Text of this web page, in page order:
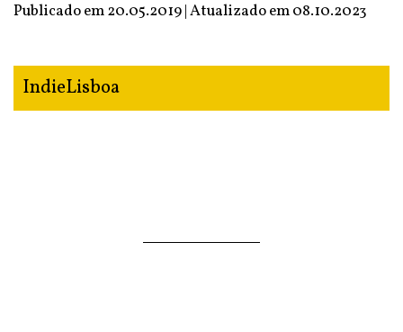
Publicado em 20.05.2019 | Atualizado em08.10.2023
IndieLisboa